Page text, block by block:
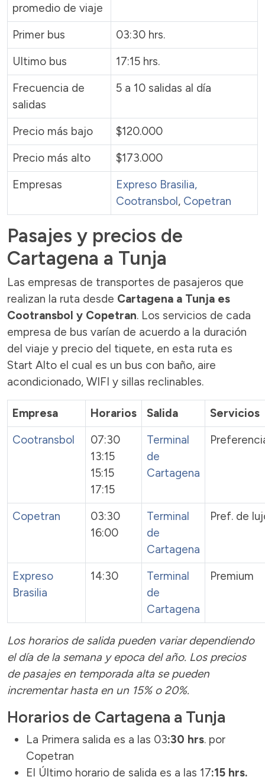
promedio de viaje
Primer bus
03:30 hrs.
Ultimo bus
17:15 hrs.
Frecuencia de
salidas
5 a 10 salidas al día
Precio más bajo
$120.000
Precio más alto
$173.000
Empresas
Expreso Brasilia,
Cootransbol, Copetran
Pasajes y precios de
Cartagena a Tunja
Las empresas de transportes de pasajeros que
realizan la ruta desde Cartagena a Tunja es
Cootransbol y Copetran. Los servicios de cada
empresa de bus varían de acuerdo a la duración
del viaje y precio del tiquete, en esta ruta es
Start Alto el cual es un bus con baño, aire
acondicionado, WIFI y sillas reclinables.
Empresa Horarios Salida
Servicios
Cootransbol
07:30
13:15
15:15
17:15
Terminal
de
Cartagena
Copetran
03:30
16:00
Terminal
de
Cartagena
Pref. de
Expreso
Brasilia
14:30
Terminal
de
Cartagena
Premium
Los horarios de salida pueden variar dependiendo
el día de la semana y epoca del año. Los precios
de pasajes en temporada alta se pueden
incrementar hasta en un 15% o 20%.
Horarios de Cartagena a Tunja
La Primera salida es a las 03:30 hrs. por
Copetran
El Último horario de salida es a las 17:15 hrs.